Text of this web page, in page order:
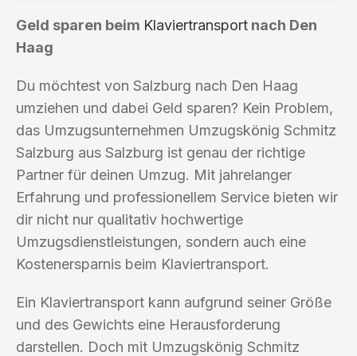
Geld sparen beim Klaviertransport nach Den
Haag
Du möchtest von Salzburg nach Den Haag
umziehen und dabei Geld sparen? Kein Problem,
das Umzugsunternehmen Umzugskönig Schmitz
Salzburg aus Salzburg ist genau der richtige
Partner für deinen Umzug. Mit jahrelanger
Erfahrung und professionellem Service bieten wir
dir nicht nur qualitativ hochwertige
Umzugsdienstleistungen, sondern auch eine
Kostenersparnis beim Klaviertransport.
Ein Klaviertransport kann aufgrund seiner Größe
und des Gewichts eine Herausforderung
darstellen. Doch mit Umzugskönig Schmitz